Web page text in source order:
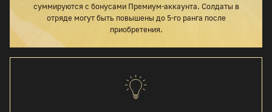
суммируются с бонусами Премиум-аккаунта. Солдаты в
отряде могут быть повышены до 5-го ранга после
приобретения.